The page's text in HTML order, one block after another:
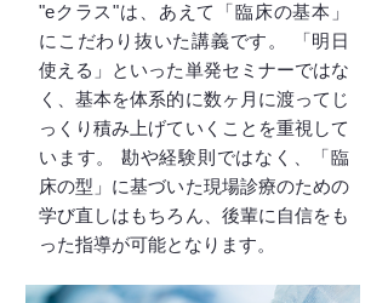
"eクラス"は、あえて「臨床の基本」
にこだわり抜いた講義です。 「明日
使える」といった単発セミナーではな
く、基本を体系的に数ヶ月に渡ってじ
っくり積み上げていくことを重視して
います。 勘や経験則ではなく、「臨
床の型」に基づいた現場診療のための
学び直しはもちろん、後輩に自信をも
った指導が可能となります。